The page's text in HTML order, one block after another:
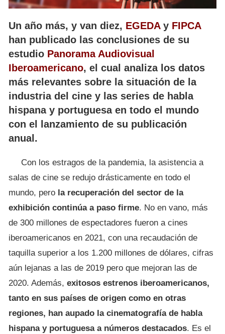
Un año más, y van diez, EGEDAy FIPCA
han publicado las conclusiones de su
estudio Panorama Audiovisual
Iberoamericano, el cual analiza los datos
más relevantes sobre la situación de la
industria del cine y las series de habla
hispana y portuguesa en todo el mundo
con el lanzamiento de su publicación
anual.
Con los estragos de la pandemia, la asistencia a
salas de cine se redujo drásticamente en todo el
mundo, pero la recuperación del sector de la
exhibición continúa a paso firme. No en vano, más
de 300 millones de espectadores fueron a cines
iberoamericanos en 2021, con una recaudación de
taquilla superior a los 1.200 millones de dólares, cifras
aún lejanas a las de 2019 pero que mejoran las de
2020. Además, exitosos estrenos iberoamericanos,
tanto en sus países de origen como en otras
regiones, han aupado la cinematografía de habla
hispana y portuguesa a números destacados. Es el